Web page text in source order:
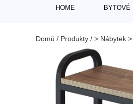
HOME BYTOVÉ
Domů / Produkty / > Nábytek